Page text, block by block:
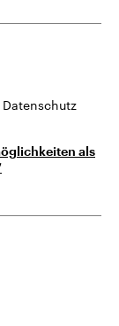
als